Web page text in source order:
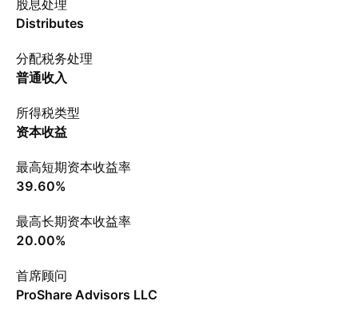
股息处理
Distributes
分配税务处理
普通收入
所得税类型
资本收益
最高短期资本收益率
39.60%
最高长期资本收益率
20.00%
首席顾问
ProShare Advisors LLC